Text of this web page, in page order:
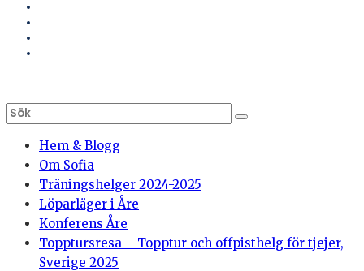
Hem & Blogg
Om Sofia
Träningshelger 2024-2025
Löparläger i Åre
Konferens Åre
Topptursresa – Topptur och offpisthelg för tjejer,
Sverige 2025